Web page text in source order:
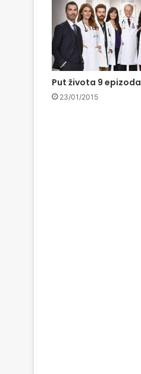
Put života 9 epizoda
23/01/2015